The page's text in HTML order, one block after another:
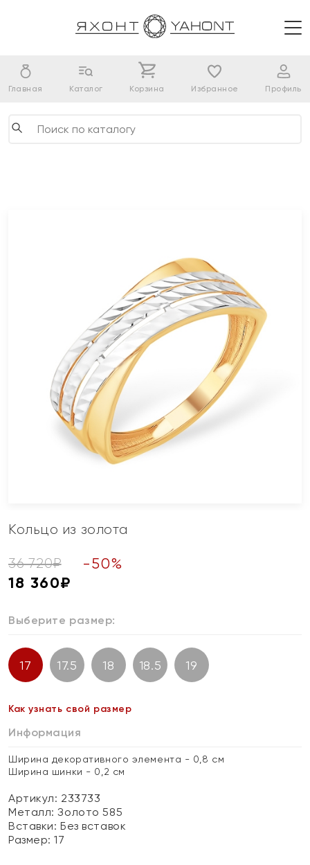
Главная Каталог Корзина Избранное Профиль
Кольцо из золота
36 720₽ -50%
18 360₽
Выберите размер:
17 17.5 18 18.5 19
Как узнать свой размер
Информация
Ширина декоративного элемента - 0,8 см
Ширина шинки - 0,2 см
Артикул: 233733
Металл:Золото 585
Вставки:Без вставок
Размер:17